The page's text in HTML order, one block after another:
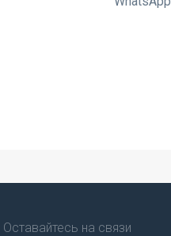
Оставайтесь на связи